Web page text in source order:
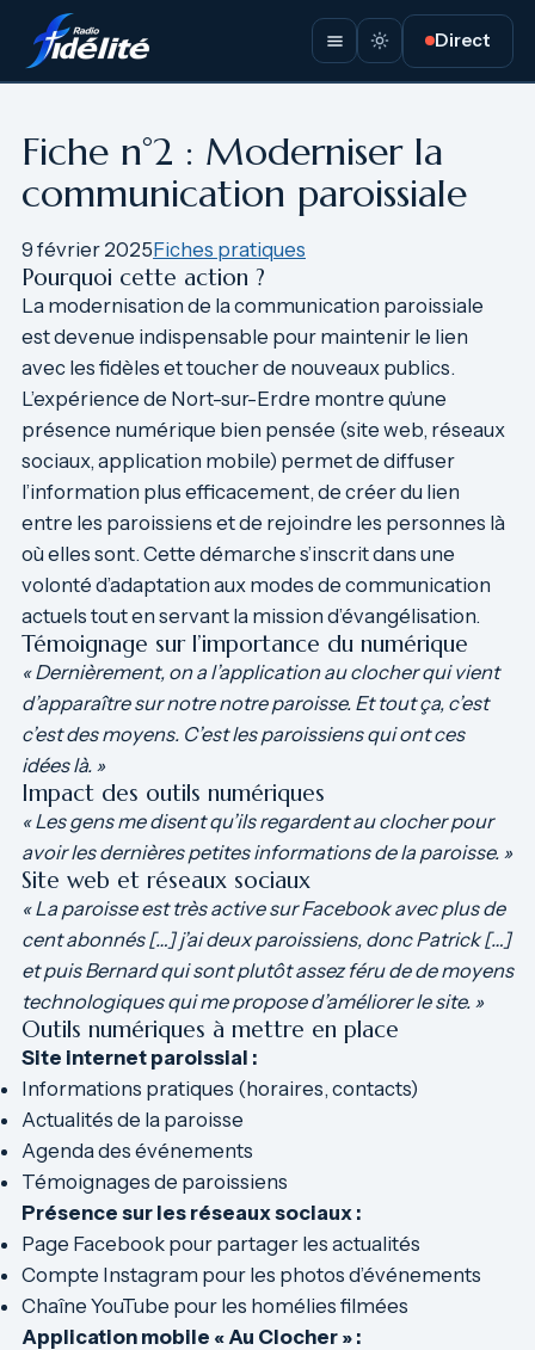
contenu
Direct
Fiche n°2 : Moderniser la
communication paroissiale
9 février 2025Fiches pratiques
Pourquoi cette action ?
La modernisation de la communication paroissiale
est devenue indispensable pour maintenir le lien
avec les fidèles et toucher de nouveaux publics.
L’expérience de Nort-sur-Erdre montre qu’une
présence numérique bien pensée (site web, réseaux
sociaux, application mobile) permet de diffuser
l’information plus efficacement, de créer du lien
entre les paroissiens et de rejoindre les personnes là
où elles sont. Cette démarche s’inscrit dans une
volonté d’adaptation aux modes de communication
actuels tout en servant la mission d’évangélisation.
Témoignage sur l’importance du numérique
« Dernièrement, on a l’application au clocher qui vient
d’apparaître sur notre notre paroisse. Et tout ça, c’est
c’est des moyens. C’est les paroissiens qui ont ces
idées là. »
Impact des outils numériques
« Les gens me disent qu’ils regardent au clocher pour
avoir les dernières petites informations de la paroisse. »
Site web et réseaux sociaux
« La paroisse est très active sur Facebook avec plus de
cent abonnés […] j’ai deux paroissiens, donc Patrick […]
et puis Bernard qui sont plutôt assez féru de de moyens
technologiques qui me propose d’améliorer le site. »
Outils numériques à mettre en place
Site internet paroissial :
Informations pratiques (horaires, contacts)
Actualités de la paroisse
Agenda des événements
Témoignages de paroissiens
Présence sur les réseaux sociaux :
Page Facebook pour partager les actualités
Compte Instagram pour les photos d’événements
Chaîne YouTube pour les homélies filmées
Application mobile « Au Clocher » :